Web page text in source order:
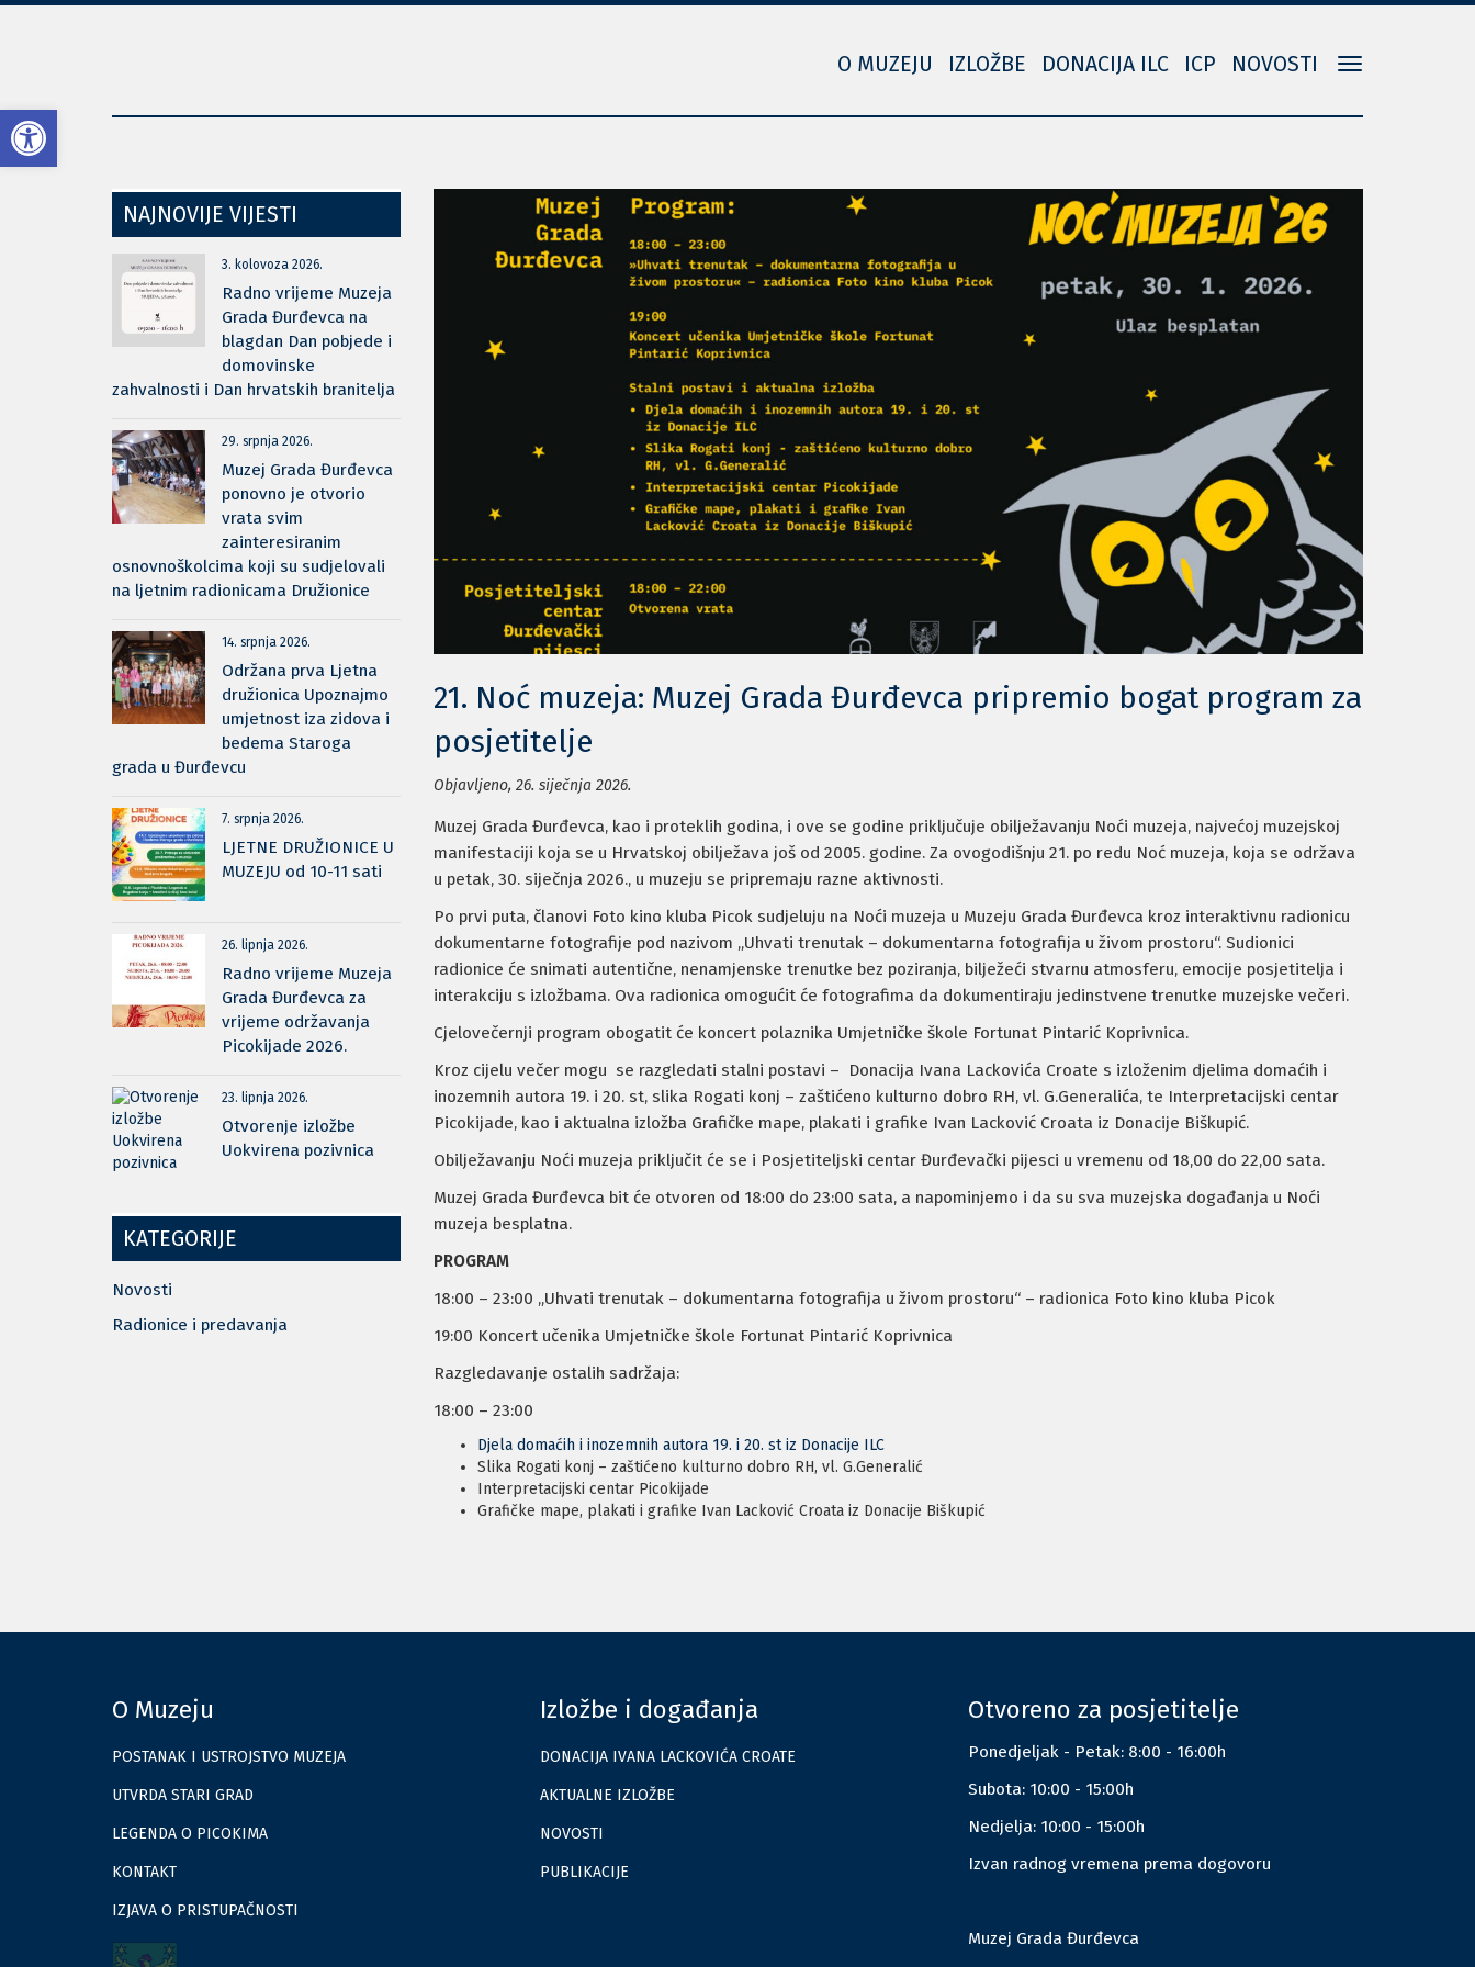
Open toolbar
Toggle
O MUZEJU IZLOŽBE DONACIJA ILC ICP NOVOSTI
21. Noć muzeja: Muzej Grada Đurđevca pripremio bogat program za
posjetitelje
Objavljeno, 26. siječnja 2026.
Muzej Grada Đurđevca, kao i proteklih godina, i ove se godine priključuje obilježavanju Noći muzeja, najvećoj muzejskoj
manifestaciji koja se u Hrvatskoj obilježava još od 2005. godine. Za ovogodišnju 21. po redu Noć muzeja, koja se održava
u petak, 30. siječnja 2026., u muzeju se pripremaju razne aktivnosti.
Po prvi puta, članovi Foto kino kluba Picok sudjeluju na Noći muzeja u Muzeju Grada Đurđevca kroz interaktivnu radionicu
dokumentarne fotografije pod nazivom „Uhvati trenutak – dokumentarna fotografija u živom prostoru“. Sudionici
radionice će snimati autentične, nenamjenske trenutke bez poziranja, bilježeći stvarnu atmosferu, emocije posjetitelja i
interakciju s izložbama. Ova radionica omogućit će fotografima da dokumentiraju jedinstvene trenutke muzejske večeri.
Cjelovečernji program obogatit će koncert polaznika Umjetničke škole Fortunat Pintarić Koprivnica.
Kroz cijelu večer mogu se razgledati stalni postavi – Donacija Ivana Lackovića Croate s izloženim djelima domaćih i
inozemnih autora 19. i 20. st, slika Rogati konj – zaštićeno kulturno dobro RH, vl. G.Generalića, te Interpretacijski centar
Picokijade, kao i aktualna izložba Grafičke mape, plakati i grafike Ivan Lacković Croata iz Donacije Biškupić.
Obilježavanju Noći muzeja priključit će se i Posjetiteljski centar Đurđevački pijesci u vremenu od 18,00 do 22,00 sata.
Muzej Grada Đurđevca bit će otvoren od 18:00 do 23:00 sata, a napominjemo i da su sva muzejska događanja u Noći
muzeja besplatna.
PROGRAM
18:00 – 23:00 „Uhvati trenutak – dokumentarna fotografija u živom prostoru“ – radionica Foto kino kluba Picok
19:00 Koncert učenika Umjetničke škole Fortunat Pintarić Koprivnica
Razgledavanje ostalih sadržaja:
18:00 – 23:00
Djela domaćih i inozemnih autora 19. i 20. st iz Donacije ILC
Slika Rogati konj – zaštićeno kulturno dobro RH, vl. G.Generalić
Interpretacijski centar Picokijade
Grafičke mape, plakati i grafike Ivan Lacković Croata iz Donacije Biškupić
NAJNOVIJE VIJESTI
3. kolovoza 2026.
Radno vrijeme Muzeja
Grada Đurđevca na
blagdan Dan pobjede i
domovinske
zahvalnosti i Dan hrvatskih branitelja
29. srpnja 2026.
Muzej Grada Đurđevca
ponovno je otvorio
vrata svim
zainteresiranim
osnovnoškolcima koji su sudjelovali
na ljetnim radionicama Družionice
14. srpnja 2026.
Održana prva Ljetna
družionica Upoznajmo
umjetnost iza zidova i
bedema Staroga
grada u Đurđevcu
7. srpnja 2026.
LJETNE DRUŽIONICE U
MUZEJU od 10-11 sati
26. lipnja 2026.
Radno vrijeme Muzeja
Grada Đurđevca za
vrijeme održavanja
Picokijade 2026.
23. lipnja 2026.
Otvorenje izložbe
Uokvirena pozivnica
KATEGORIJE
Novosti
Radionice i predavanja
O Muzeju
POSTANAK I USTROJSTVO MUZEJA
UTVRDA STARI GRAD
LEGENDA O PICOKIMA
KONTAKT
IZJAVA O PRISTUPAČNOSTI
Izložbe i događanja
DONACIJA IVANA LACKOVIĆA CROATE
AKTUALNE IZLOŽBE
NOVOSTI
PUBLIKACIJE
Otvoreno za posjetitelje
Ponedjeljak - Petak: 8:00 - 16:00h
Subota: 10:00 - 15:00h
Nedjelja: 10:00 - 15:00h
Izvan radnog vremena prema dogovoru
Muzej Grada Đurđevca